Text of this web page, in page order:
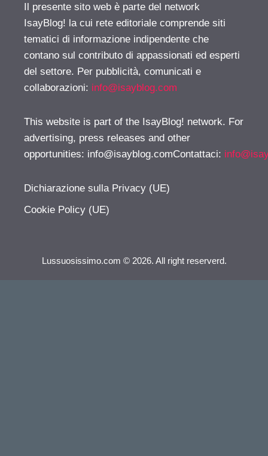
Il presente sito web è parte del network
IsayBlog! la cui rete editoriale comprende siti
tematici di informazione indipendente che
contano sul contributo di appassionati ed esperti
del settore. Per pubblicità, comunicati e
collaborazioni: info@isayblog.com
This website is part of the IsayBlog! network. For
advertising, press releases and other
opportunities: info@isayblog.comContattaci:
Dichiarazione sulla Privacy (UE)
Cookie Policy (UE)
Lussuosissimo.com © 2026. All right reserverd.